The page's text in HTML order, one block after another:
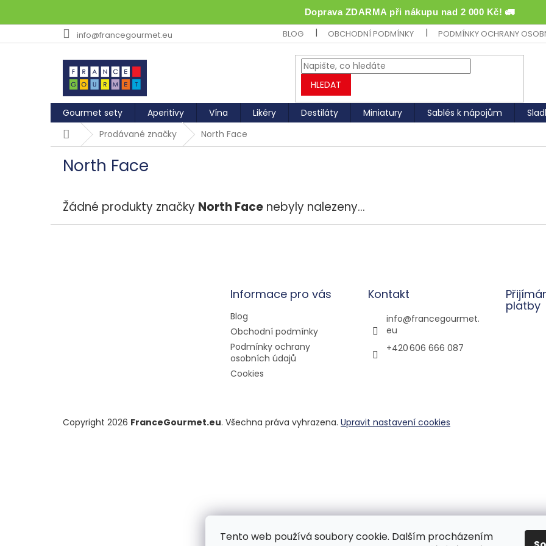
Doprava ZDARMA při nákupu nad 2 000 Kč! 🚛
Tento web používá soubory cookie. Dalším procházením
na
info@francegourmet.eu BLOG OBCHODNÍ PODMÍNKY PODMÍNKY OCHRANY
HLEDAT
Gourmet sety Aperitivy Vína Likéry Destiláty Miniatury Sablés k nápojům
DomůProdávané značky North Face
North Face
Žádné produkty značky North Face nebyly nalezeny...
Informace pro vás
Blog
Obchodní podmínky
Podmínky ochrany
osobních údajů
Cookies
Kontakt
info@francegourmet.
eu
+420 606 666 087
platby
Copyright 2026 FranceGourmet.eu. Všechna práva vyhrazena. Upravit nastavení cookies